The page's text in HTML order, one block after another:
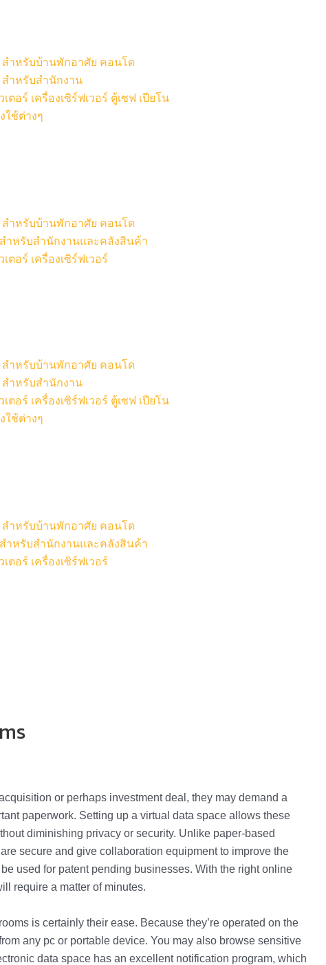
สำหรับบ้านพักอาศัย คอนโด
สำหรับสำนักงาน
อร์ เครื่องเซิร์ฟเวอร์ ตู้เซฟ เปียโน
ใช้ต่างๆ
สำหรับบ้านพักอาศัย คอนโด
สำหรับสำนักงานและคลังสินค้า
อร์ เครื่องเซิร์ฟเวอร์
สำหรับบ้านพักอาศัย คอนโด
สำหรับสำนักงาน
อร์ เครื่องเซิร์ฟเวอร์ ตู้เซฟ เปียโน
ใช้ต่างๆ
สำหรับบ้านพักอาศัย คอนโด
สำหรับสำนักงานและคลังสินค้า
อร์ เครื่องเซิร์ฟเวอร์
or perhaps investment deal, they may demand a
paperwork. Setting up a virtual data space allows these
diminishing privacy or security. Unlike paper-based
secure and give collaboration equipment to improve the
used for patent pending businesses. With the right online
require a matter of minutes.
is certainly their ease. Because they’re operated on the
any pc or portable device. You may also browse sensitive
data space has an excellent notification program, which